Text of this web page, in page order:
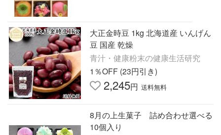
大正金時豆 1kg 北海道産 いんげん
豆 国産 乾燥
青汁・健康粉末の健康生活研究
1％OFF (23円引き)
2,245円 送料無料
8月の上生菓子 詰め合わせ選べる
10個入り